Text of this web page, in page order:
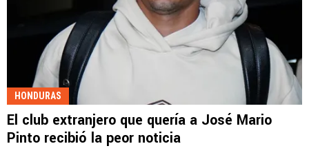
HONDURAS
El club extranjero que quería a José Mario
Pinto recibió la peor noticia